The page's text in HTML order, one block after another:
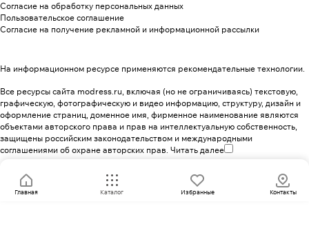
Согласие на обработку персональных данных
Пользовательское соглашение
Согласие на получение рекламной и информационной рассылки
На информационном ресурсе применяются рекомендательные технологии.
Все ресурсы сайта modress.ru, включая (но не ограничиваясь) текстовую,
графическую, фотографическую и видео информацию, структуру, дизайн и
оформление страниц, доменное имя, фирменное наименование являются
объектами авторского права и прав на интеллектуальную собственность,
защищены российским законодательством и международными
соглашениями об охране авторских прав. Читать далее
Главная Каталог Избранные Контакты